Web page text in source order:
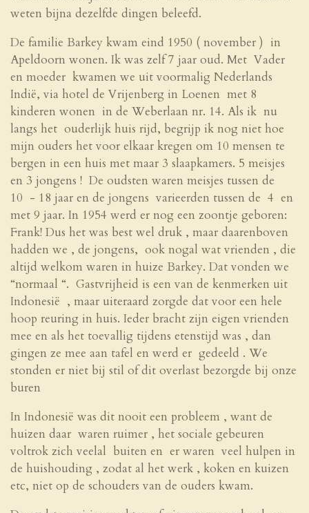
weten bijna dezelfde dingen beleefd.
De familie Barkey kwam eind 1950 ( november ) in
Apeldoorn wonen. Ik was zelf 7 jaar oud. Met Vader
en moeder kwamen we uit voormalig Nederlands
Indië, via hotel de Vrijenberg in Loenen met 8
kinderen wonen in de Weberlaan nr. 14. Als ik nu
langs het ouderlijk huis rijd, begrijp ik nog niet hoe
mijn ouders het voor elkaar kregen om 10 mensen te
bergen in een huis met maar 3 slaapkamers. 5 meisjes
en 3 jongens ! De oudsten waren meisjes tussen de
10 - 18 jaar en de jongens varieerden tussen de 4 en
met 9 jaar. In 1954 werd er nog een zoontje geboren:
Frank! Dus het was best wel druk , maar daarenboven
hadden we , de jongens, ook nogal wat vrienden , die
altijd welkom waren in huize Barkey. Dat vonden we
“normaal “. Gastvrijheid is een van de kenmerken uit
Indonesië , maar uiteraard zorgde dat voor een hele
hoop reuring in huis. Ieder bracht zijn eigen vrienden
mee en als het toevallig tijdens etenstijd was , dan
gingen ze mee aan tafel en werd er gedeeld . We
stonden er niet bij stil of dit overlast bezorgde bij onze
buren
In Indonesië was dit nooit een probleem , want de
huizen daar waren ruimer , het sociale gebeuren
voltrok zich veelal buiten en er waren veel hulpen in
de huishouding , zodat al het werk , koken en kuizen
etc, niet op de schouders van de ouders kwam.